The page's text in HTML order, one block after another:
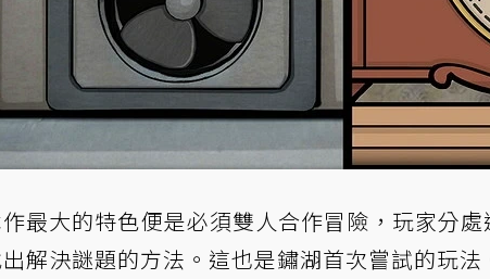
最大的特色便是必須雙人合作冒險，玩家分
解決謎題的方法。這也是鏽湖首次嘗試的玩法